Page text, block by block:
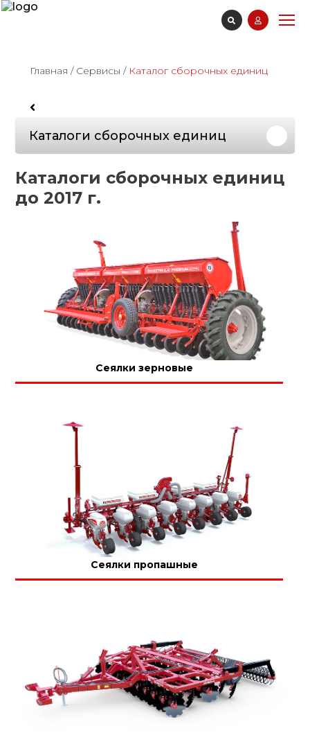
Главная / Сервисы / Каталог сборочных единиц
Каталоги сборочных единиц
Каталоги сборочных единиц
до 2017 г.
Сеялки зерновые
Сеялки пропашные